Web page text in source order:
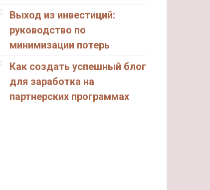
Выход из инвестиций:
руководство по
минимизации потерь
Как создать успешный блог
для заработка на
партнерских программах